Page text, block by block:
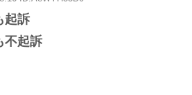
起訴
不起訴